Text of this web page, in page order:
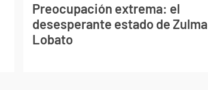
Preocupación extrema: el
desesperante estado de Zulma
Lobato